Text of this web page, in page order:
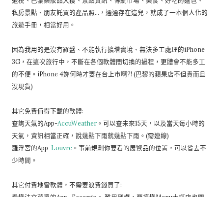
私房景點、朋友託買的產品照…，通通存在這兒，就成了一本個人化的
旅遊手冊，相當好用。
因為我用的是沒有羅盤、不能執行擴增實境、無法多工處理的iPhone
3G，在這次旅行中，不斷在各個軟體間切換的過程，更體會不能多工
的不便。iPhone 4妳何時才要在台上市啊?! (巴黎的蘋果店不但貴而且
沒現貨)
其它免費值得下載的軟體:
查詢天氣的App-AccuWeather 。可以查未來15天，以及當天每小時的
天氣，資訊相當正確，說幾點下雨就幾點下雨。(需連線)
羅浮宮的App-Louvre 。事前規劃你要看的展覽品的位置，可以省去不
少時間。
其它付費地雷軟體，不需要浪費錢買了: